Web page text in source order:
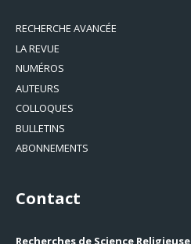
RECHERCHE AVANCÉE
LA REVUE
NUMÉROS
AUTEURS
COLLOQUES
BULLETINS
ABONNEMENTS
Contact
Recherches de Science Religieuse